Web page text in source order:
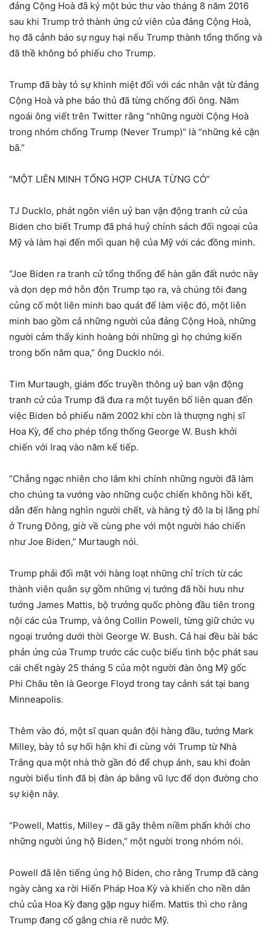
đảng Cộng Hoà đã ký một bức thư vào tháng 8 năm 2016
sau khi Trump trở thành ứng cử viên của đảng Cộng Hoà,
họ đã cảnh báo sự nguy hại nếu Trump thành tổng thống và
đã thề không bỏ phiếu cho Trump.
Trump đã bày tỏ sự khinh miệt đối với các nhân vật từ đảng
Cộng Hoà và phe bảo thủ đã từng chống đối ông. Năm
ngoái ông viết trên Twitter rằng “những người Cộng Hoà
trong nhóm chống Trump (Never Trump)” là “những kẻ cặn
bã.”
“MỘT LIÊN MINH TỔNG HỢP CHƯA TỪNG CÓ”
TJ Ducklo, phát ngôn viên uỷ ban vận động tranh cử của
Biden cho biết Trump đã phá huỷ chính sách đối ngoại của
Mỹ và làm hại đến mối quan hệ của Mỹ với các đồng minh.
“Joe Biden ra tranh cử tổng thống để hàn gắn đất nước này
và dọn dẹp mớ hỗn độn Trump tạo ra, và chúng tôi đang
củng cố một liên minh bao quát để làm việc đó, một liên
minh bao gồm cả những người của đảng Cộng Hoà, những
người cảm thấy kinh hoàng bởi những gì họ chứng kiến
trong bốn năm qua,” ông Ducklo nói.
Tim Murtaugh, giám đốc truyền thông uỷ ban vận động
tranh cử của Trump đã đưa ra một tuyên bố liên quan đến
việc Biden bỏ phiếu năm 2002 khi còn là thượng nghị sĩ
Hoa Kỳ, để cho phép tổng thống George W. Bush khởi
chiến với Iraq vào năm kế tiếp.
“Chẳng ngạc nhiên cho lắm khi chính những người đã làm
cho chúng ta vướng vào những cuộc chiến không hồi kết,
dẫn đến hàng nghìn người chết, và hàng tỷ đô la bị lãng phí
ở Trung Đông, giờ về cùng phe với một người háo chiến
như Joe Biden,” Murtaugh nói.
Trump phải đối mặt với hàng loạt những chỉ trích từ các
thành viên quân sự gồm những vị tướng đã hồi hưu như
tướng James Mattis, bộ trưởng quốc phòng đầu tiên trong
nội các của Trump, và ông Collin Powell, từng giữ chức vụ
ngoại trưởng dưới thời George W. Bush. Cả hai đều bài bác
phản ứng của Trump trước các cuộc biểu tình bộc phát sau
cái chết ngày 25 tháng 5 của một người đàn ông Mỹ gốc
Phi Châu tên là George Floyd trong tay cảnh sát tại bang
Minneapolis.
Thêm vào đó, một sĩ quan quân đội hàng đầu, tướng Mark
Milley, bày tỏ sự hối hận khi đi cùng với Trump từ Nhà
Trắng qua một nhà thờ gần đó để chụp ảnh, sau khi đoàn
người biểu tình đã bị đàn áp bằng vũ lực để dọn đường cho
sự kiện này.
“Powell, Mattis, Milley – đã gây thêm niềm phấn khởi cho
những người ủng hộ Biden,” một người trong nhóm nói.
Powell đã lên tiếng ủng hộ Biden, cho rằng Trump đã càng
ngày càng xa rời Hiến Pháp Hoa Kỳ và khiến cho nền dân
chủ của Hoa Kỳ đang gặp nguy hiểm. Mattis thì cho rằng
Trump đang cố gắng chia rẽ nước Mỹ.